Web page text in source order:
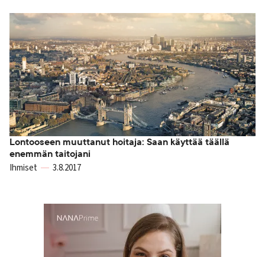
Lontooseen muuttanut hoitaja: Saan käyttää täällä
enemmän taitojani
Ihmiset 3.8.2017